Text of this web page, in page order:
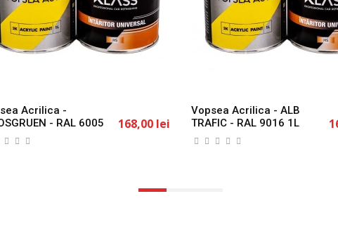
Acrilica -
- RAL 6005
168,00 lei
Vopsea Acrilica - ALB
TRAFIC - RAL 9016 1L
KLASS